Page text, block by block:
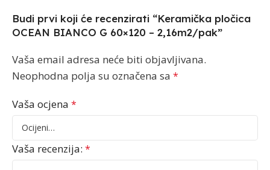
Budi prvi koji će recenzirati “Keramička pločica
OCEAN BIANCO G 60×120 – 2,16m2/pak”
Vaša email adresa neće biti objavljivana.
Neophodna polja su označena sa *
Vaša ocjena *
Vaša recenzija: *